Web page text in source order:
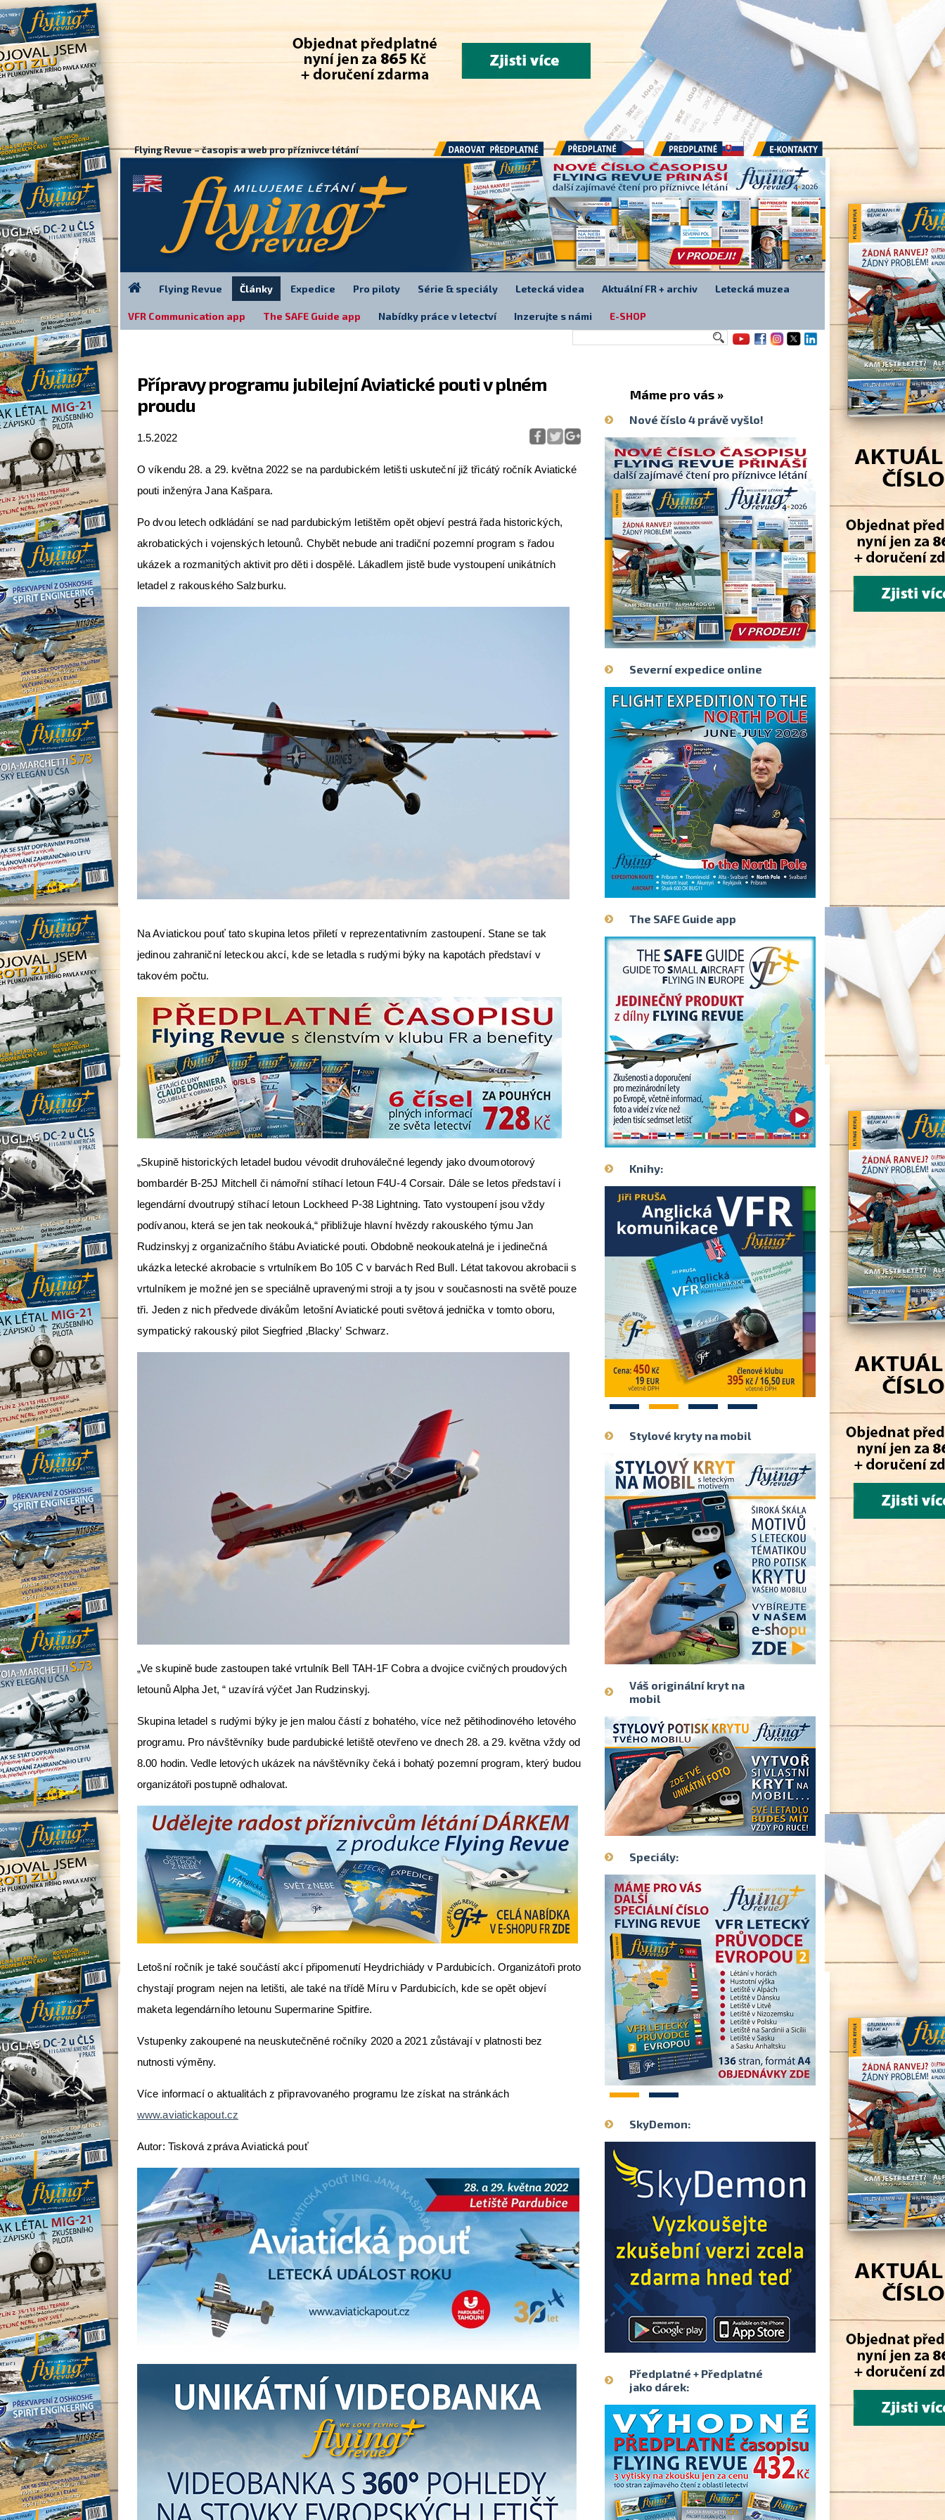
Přípravy programu jubilejní Aviatické pouti v plném
proudu
1.5.2022
O víkendu 28. a 29. května 2022 se na pardubickém letišti uskuteční již třicátý ročník Aviatické
pouti inženýra Jana Kašpara.
Po dvou letech odkládání se nad pardubickým letištěm opět objeví pestrá řada historických,
akrobatických i vojenských letounů. Chybět nebude ani tradiční pozemní program s řadou
ukázek a rozmanitých aktivit pro děti i dospělé. Lákadlem jistě bude vystoupení unikátních
letadel z rakouského Salzburku.
Na Aviatickou pouť tato skupina letos přiletí v reprezentativním zastoupení. Stane se tak
jedinou zahraniční leteckou akcí, kde se letadla s rudými býky na kapotách představí v
takovém počtu.
„Skupině historických letadel budou vévodit druhoválečné legendy jako dvoumotorový
bombardér B-25J Mitchell či námořní stíhací letoun F4U-4 Corsair. Dále se letos představí i
legendární dvoutrupý stíhací letoun Lockheed P-38 Lightning. Tato vystoupení jsou vždy
podívanou, která se jen tak neokouká,“ přibližuje hlavní hvězdy rakouského týmu Jan
Rudzinskyj z organizačního štábu Aviatické pouti. Obdobně neokoukatelná je i jedinečná
ukázka letecké akrobacie s vrtulníkem Bo 105 C v barvách Red Bull. Létat takovou akrobacii s
vrtulníkem je možné jen se speciálně upravenými stroji a ty jsou v současnosti na světě pouze
tři. Jeden z nich předvede divákům letošní Aviatické pouti světová jednička v tomto oboru,
sympatický rakouský pilot Siegfried ‚Blacky‛ Schwarz.
„Ve skupině bude zastoupen také vrtulník Bell TAH-1F Cobra a dvojice cvičných proudových
letounů Alpha Jet, “ uzavírá výčet Jan Rudzinskyj.
Skupina letadel s rudými býky je jen malou částí z bohatého, více než pětihodinového letového
programu. Pro návštěvníky bude pardubické letiště otevřeno ve dnech 28. a 29. května vždy od
8.00 hodin. Vedle letových ukázek na návštěvníky čeká i bohatý pozemní program, který budou
organizátoři postupně odhalovat.
Letošní ročník je také součástí akcí připomenutí Heydrichiády v Pardubicích. Organizátoři proto
chystají program nejen na letišti, ale také na třídě Míru v Pardubicích, kde se opět objeví
maketa legendárního letounu Supermarine Spitfire.
Vstupenky zakoupené na neuskutečněné ročníky 2020 a 2021 zůstávají v platnosti bez
nutnosti výměny.
Více informací o aktualitách z připravovaného programu lze získat na stránkách
www.aviatickapout.cz
Autor: Tisková zpráva Aviatická pouť
Máme pro vás »
Nové číslo 4 právě vyšlo!
Severní expedice online
The SAFE Guide app
Knihy:
1 2 3 4
Stylové kryty na mobil
Váš originální kryt na
mobil
Speciály:
1 2
SkyDemon:
Předplatné + Předplatné
jako dárek:
Flying Revue – časopis a web pro příznivce létání
Darovat předplatné Předplatné Předplatné E-kontakty
Flying Revue Články Expedice Pro piloty Série & speciály Letecká videa Aktuální FR + archiv Letecká muzea
VFR Communication app The SAFE Guide app Nabídky práce v letectví Inzerujte s námi E-SHOP